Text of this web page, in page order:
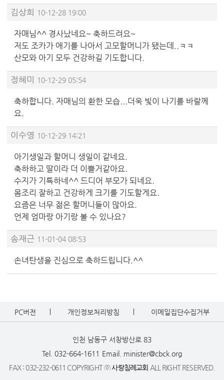
김상희 10-12-28 19:00
자매님^^ 경사났네요~ 축하드려요~
저도 조카가 애기를 나아서 고모할머니가 됐는데..ㅋㅋ
산모와 아기 모두 건강하길 기도합니다.
정혜미 10-12-29 05:54
축하합니다. 자매님의 환한 모습...더욱 빛이 나기를 바랄께
요.
이수영 10-12-29 14:21
아기생일과 할머니 생일이 같네요.
축하하고 딸이라 더 이쁠거같아요.
수지가 기특하네^^ 드디어 부모가 되네요.
몸조리 잘하고 건강하게 크기를 기도할게요.
요즘은 너무 젊은 할머니들이 많아요.
언제 엄마랑 아기랑 볼 수 있나요?
송재근 11-01-04 08:53
손녀탄생을 진심으로 축하드립니다.^^
PC버전 개인정보처리방침 이메일집단수집거부
인천 남동구 서창방산로 83
Tel. 032-664-1611 Email. minister@cbck.org
FAX : 032-232-0611 COPYRIGHT ⓒ사랑침례교회 ALL RIGHT RESERVED.